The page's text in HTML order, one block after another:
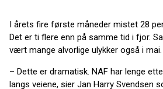
I årets fire første måneder mistet 28
Det er ti flere enn på samme tid i fjor.
vært mange alvorlige ulykker også i mai.
– Dette er dramatisk. NAF har lenge
langs veiene, sier Jan Harry Svendsen